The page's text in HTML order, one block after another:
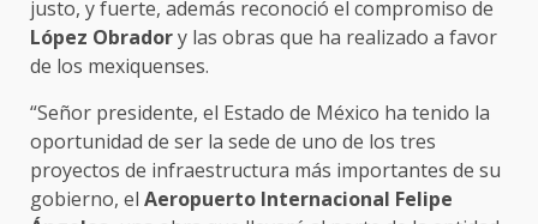
justo, y fuerte, además reconoció el compromiso de
López Obradory las obras que ha realizado a favor
de los mexiquenses.
“Señor presidente, el Estado de México ha tenido la
oportunidad de ser la sede de uno de los tres
proyectos de infraestructura más importantes de su
gobierno, el Aeropuerto Internacional Felipe